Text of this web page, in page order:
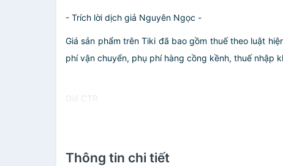
- Trích lời dịch giả Nguyên Ngọc -
Giá sản phẩm trên Tiki đã bao gồm thuế theo luật
phí vận chuyển, phụ phí hàng cồng kềnh, thuế nhập
Giá CTR
Thông tin chi tiết